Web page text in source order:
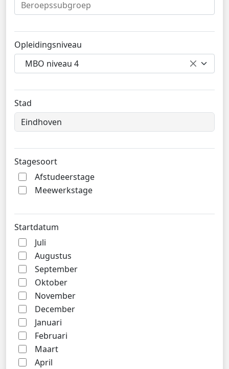
Opleidingsniveau
MBO niveau 4
Stad
Stagesoort
Afstudeerstage
Meewerkstage
Startdatum
Juli
Augustus
September
Oktober
November
December
Januari
Februari
Maart
April